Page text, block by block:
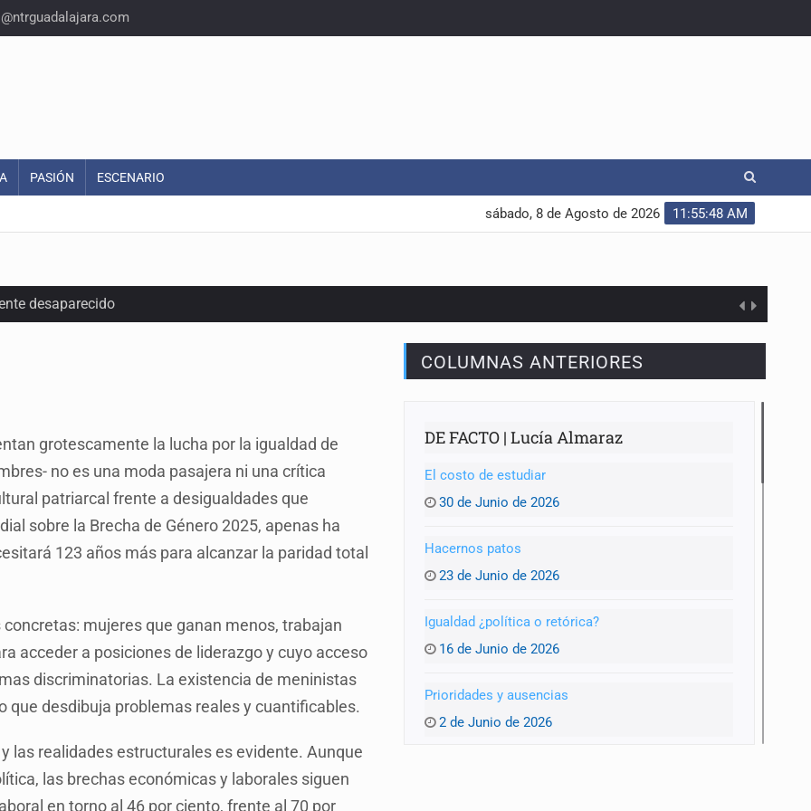
PASIÓN ESCENARIO
11:55:48 AM
sábado, 8 de Agosto de 2026
desaparecido
Santa Tere
por caso Ayotzinapa y promete justicia
relaciones con México
Presidente de Colombia
telefónico
grotescamente la lucha por la igualdad de
no es una moda pasajera ni una crítica
patriarcal frente a desigualdades que
sobre la Brecha de Género 2025, apenas ha
123 años más para alcanzar la paridad total
mujeres que ganan menos, trabajan
acceder a posiciones de liderazgo y cuyo acceso
discriminatorias. La existencia de meninistas
que desdibuja problemas reales y cuantificables.
las realidades estructurales es evidente. Aunque
las brechas económicas y laborales siguen
en torno al 46 por ciento, frente al 70 por
COLUMNAS ANTERIORES
DE FACTO | Lucía Almaraz
El costo de estudiar
30 de Junio de 2026
Hacernos patos
23 de Junio de 2026
Igualdad ¿política o retórica?
16 de Junio de 2026
Prioridades y ausencias
2 de Junio de 2026